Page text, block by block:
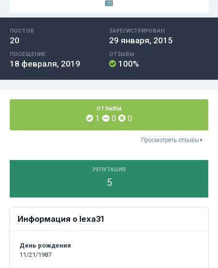
ПОСТОВ
20
ЗАРЕГИСТРИРОВАН
29 января, 2015
ПОСЕЩЕНИЕ
18 февраля, 2019
ОТЗЫВЫ
100%
ОТЗЫВЫ
1 0 0
Просмотреть отзывы
РЕПУТАЦИЯ
5
Информация о lexa31
День рождения
11/21/1987